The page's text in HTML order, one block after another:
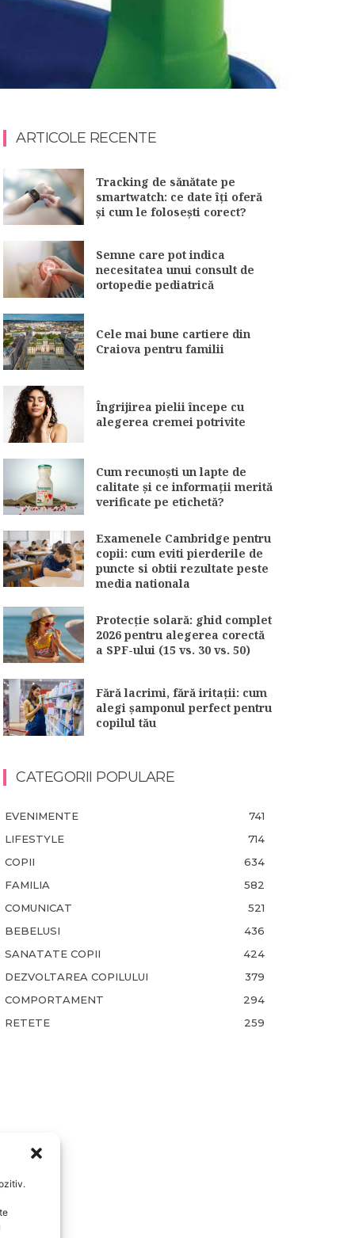
ARTICOLE RECENTE
Tracking de sănătate pe
smartwatch: ce date îți oferă
și cum le folosești corect?
Semne care pot indica
necesitatea unui consult de
ortopedie pediatrică
Cele mai bune cartiere din
Craiova pentru familii
Îngrijirea pielii începe cu
alegerea cremei potrivite
Cum recunoști un lapte de
calitate și ce informații merită
verificate pe etichetă?
Examenele Cambridge pentru
copii: cum eviti pierderile de
puncte si obtii rezultate peste
media nationala
Protecție solară: ghid complet
2026 pentru alegerea corectă
a SPF-ului (15 vs. 30 vs. 50)
Fără lacrimi, fără iritații: cum
alegi șamponul perfect pentru
copilul tău
CATEGORII POPULARE
EVENIMENTE
741
LIFESTYLE
714
COPII
634
FAMILIA
582
COMUNICAT
521
BEBELUSI
436
SANATATE COPII
424
DEZVOLTAREA COPILULUI
379
COMPORTAMENT
294
RETETE
259